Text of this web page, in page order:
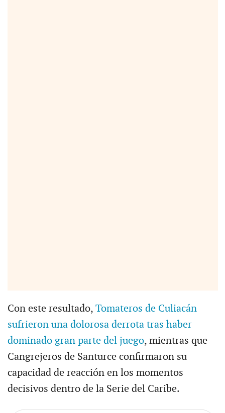
Con este resultado, Tomateros de Culiacán
sufrieron una dolorosa derrota tras haber
dominado gran parte del juego, mientras que
Cangrejeros de Santurce confirmaron su
capacidad de reacción en los momentos
decisivos dentro de la Serie del Caribe.